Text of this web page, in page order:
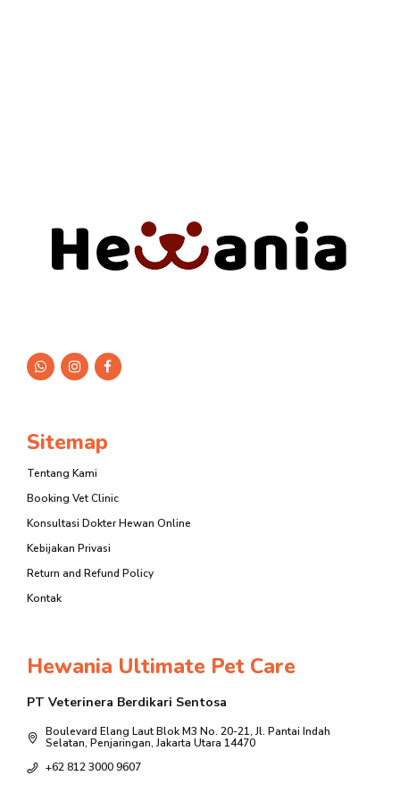
Sitemap
Tentang Kami
Booking Vet Clinic
Konsultasi Dokter Hewan Online
Kebijakan Privasi
Return and Refund Policy
Kontak
Hewania Ultimate Pet Care
PT Veterinera Berdikari Sentosa
Boulevard Elang Laut Blok M3 No. 20-21, Jl. Pantai Indah
Selatan, Penjaringan, Jakarta Utara 14470
+62 812 3000 9607